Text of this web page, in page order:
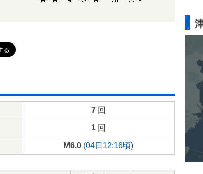
7回
1回
M6.0(04日12:16頃)